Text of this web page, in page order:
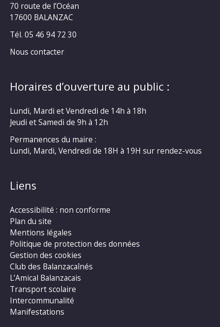
70 route de l’Océan
17600 BALANZAC
Tél. 05 46 94 72 30
Nous contacter
Horaires d’ouverture au public :
Lundi, Mardi et Vendredi de 14h à 18h
Jeudi et Samedi de 9h à 12h
Permanences du maire :
Lundi, Mardi, Vendredi de 18H à 19H sur rendez-vous
Liens
Accessibilité : non conforme
Plan du site
Mentions légales
Politique de protection des données
Gestion des cookies
Club des Balanzacaînés
L’Amical Balanzacais
Transport scolaire
Intercommunalité
Manifestations